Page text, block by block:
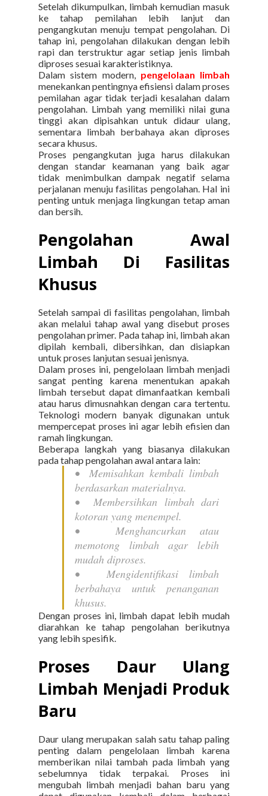
Setelah dikumpulkan, limbah kemudian masuk
ke tahap pemilahan lebih lanjut dan
pengangkutan menuju tempat pengolahan. Di
tahap ini, pengolahan dilakukan dengan lebih
rapi dan terstruktur agar setiap jenis limbah
diproses sesuai karakteristiknya.
Dalam sistem modern, pengelolaan limbah
menekankan pentingnya efisiensi dalam proses
pemilahan agar tidak terjadi kesalahan dalam
pengolahan. Limbah yang memiliki nilai guna
tinggi akan dipisahkan untuk didaur ulang,
sementara limbah berbahaya akan diproses
secara khusus.
Proses pengangkutan juga harus dilakukan
dengan standar keamanan yang baik agar
tidak menimbulkan dampak negatif selama
perjalanan menuju fasilitas pengolahan. Hal ini
penting untuk menjaga lingkungan tetap aman
dan bersih.
Pengolahan Awal
Limbah Di Fasilitas
Khusus
Setelah sampai di fasilitas pengolahan, limbah
akan melalui tahap awal yang disebut proses
pengolahan primer. Pada tahap ini, limbah akan
dipilah kembali, dibersihkan, dan disiapkan
untuk proses lanjutan sesuai jenisnya.
Dalam proses ini, pengelolaan limbah menjadi
sangat penting karena menentukan apakah
limbah tersebut dapat dimanfaatkan kembali
atau harus dimusnahkan dengan cara tertentu.
Teknologi modern banyak digunakan untuk
mempercepat proses ini agar lebih efisien dan
ramah lingkungan.
Beberapa langkah yang biasanya dilakukan
pada tahap pengolahan awal antara lain:
•
Memisahkan kembali limbah
berdasarkan materialnya.
•
Membersihkan limbah dari
kotoran yang menempel.
•
Menghancurkan atau
memotong limbah agar lebih
mudah diproses.
•
Mengidentifikasi limbah
berbahaya untuk penanganan
khusus.
Dengan proses ini, limbah dapat lebih mudah
diarahkan ke tahap pengolahan berikutnya
yang lebih spesifik.
Proses Daur Ulang
Limbah Menjadi Produk
Baru
Daur ulang merupakan salah satu tahap paling
penting dalam pengelolaan limbah karena
memberikan nilai tambah pada limbah yang
sebelumnya tidak terpakai. Proses ini
mengubah limbah menjadi bahan baru yang